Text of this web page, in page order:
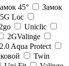
45°
Замок
Loc
Uniclic
2GValinge
Aqua Protect
Twin